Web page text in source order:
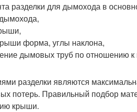
разделки для дымохода в
форма, углы наклона,
дымовых труб по отношению к
разделки являются
потерь. Правильный подбор
крыши.